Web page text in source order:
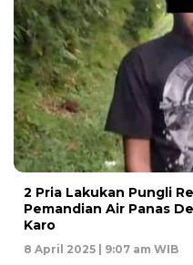
2 Pria Lakukan Pungli
Pemandian Air Panas
Karo
8 April 2025 | 9:07 am WIB